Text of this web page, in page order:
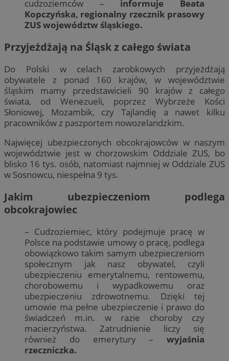
cudzoziemców – informuje Beata
Kopczyńska, regionalny rzecznik prasowy
ZUS województw śląskiego.
Przyjeżdżają na Śląsk z całego świata
Do Polski w celach zarobkowych przyjeżdżają
obywatele z ponad 160 krajów, w województwie
śląskim mamy przedstawicieli 90 krajów z całego
świata, od Wenezueli, poprzez Wybrzeże Kości
Słoniowej, Mozambik, czy Tajlandię a nawet kilku
pracowników z paszportem nowozelandzkim.
Najwięcej ubezpieczonych obcokrajowców w naszym
województwie jest w chorzowskim Oddziale ZUS, bo
blisko 16 tys. osób, natomiast najmniej w Oddziale ZUS
w Sosnowcu, niespełna 9 tys.
Jakim ubezpieczeniom podlega
obcokrajowiec
– Cudzoziemiec, który podejmuje pracę w
Polsce na podstawie umowy o pracę, podlega
obowiązkowo takim samym ubezpieczeniom
społecznym jak nasz obywatel, czyli
ubezpieczeniu emerytalnemu, rentowemu,
chorobowemu i wypadkowemu oraz
ubezpieczeniu zdrowotnemu. Dzięki tej
umowie ma pełne ubezpieczenie i prawo do
świadczeń m.in. w razie choroby czy
macierzyństwa. Zatrudnienie liczy się
również do emerytury – wyjaśnia
rzeczniczka.